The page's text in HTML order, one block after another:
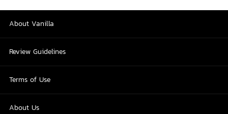
About Vanilla
Review Guidelines
Terms of Use
About Us